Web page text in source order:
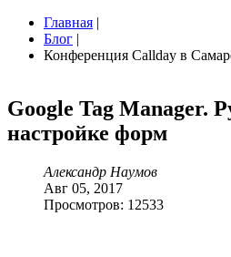
Главная |
Блог |
Конференция Callday в
Google Tag Manager.
настройке форм
Александр Наумов
Авг 05, 2017
Просмотров: 12533